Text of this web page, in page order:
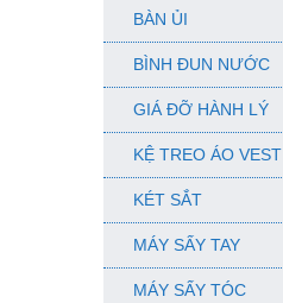
BÀN ỦI
BÌNH ĐUN NƯỚC
GIÁ ĐỠ HÀNH LÝ
KỆ TREO ÁO VEST
KÉT SẮT
MÁY SẤY TAY
MÁY SẤY TÓC